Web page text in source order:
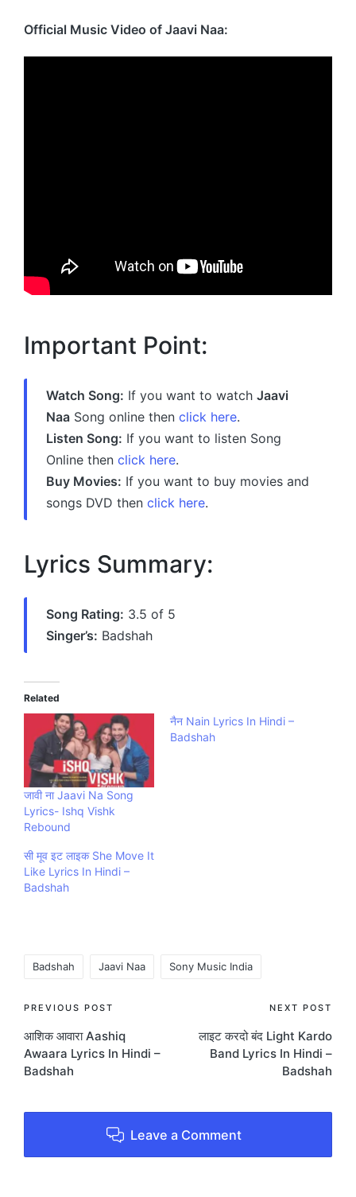
Official Music Video of Jaavi Naa:
Important Point:
Watch Song: If you want to watch Jaavi
Naa Song online then click here.
Listen Song: If you want to listen Song
Online then click here.
Buy Movies: If you want to buy movies and
songs DVD then click here.
Lyrics Summary:
Song Rating: 3.5 of 5
Singer’s: Badshah
Related
जावी ना Jaavi Na Song
Lyrics- Ishq Vishk
Rebound
नैन Nain Lyrics In Hindi –
Badshah
सी मूव इट लाइक She Move It
Like Lyrics In Hindi –
Badshah
Badshah Jaavi Naa Sony Music India
Post
navigation
PREVIOUS POST
आशिक आवारा Aashiq
Awaara Lyrics In Hindi –
Badshah
NEXT POST
लाइट करदो बंद Light Kardo
Band Lyrics In Hindi –
Badshah
Leave a Comment